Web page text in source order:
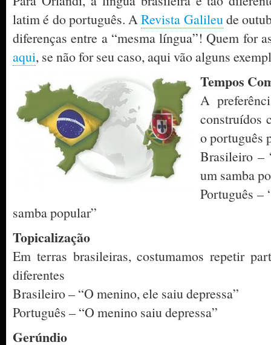
latim é do português. ARevista Galileude
diferenças entre a “mesma língua”! Quem for
aqui, se não for seu caso, aqui vão alguns
Tempos
A
construídos
o português
Brasileiro –
um samba
Português –
samba popular”
Topicalização
Em terras brasileiras, costumamos repetir
diferentes
Brasileiro – “O menino, ele saiu depressa”
Português – “O menino saiu depressa”
Gerúndio